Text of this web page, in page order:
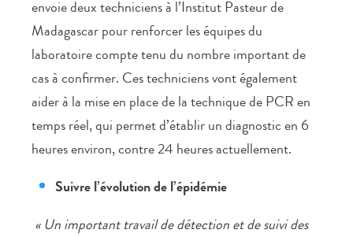
envoie deux techniciens à l’Institut Pasteur de
Madagascar pour renforcer les équipes du
laboratoire compte tenu du nombre important de
cas à confirmer. Ces techniciens vont également
aider à la mise en place de la technique de PCR en
temps réel, qui permet d’établir un diagnostic en 6
heures environ, contre 24 heures actuellement.
Suivre l’évolution de l’épidémie
« Un important travail de détection et de suivi des